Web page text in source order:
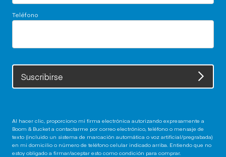
Teléfono
Suscribirse
Al hacer clic, proporciono mi firma electrónica autorizando expresamente a
Boom & Bucket a contactarme por correo electrónico, teléfono o mensaje de
texto (incluido un sistema de marcación automática o voz artificial/pregrabada)
en mi domicilio o número de teléfono celular indicado arriba. Entiendo que no
estoy obligado a firmar/aceptar esto como condición para comprar.